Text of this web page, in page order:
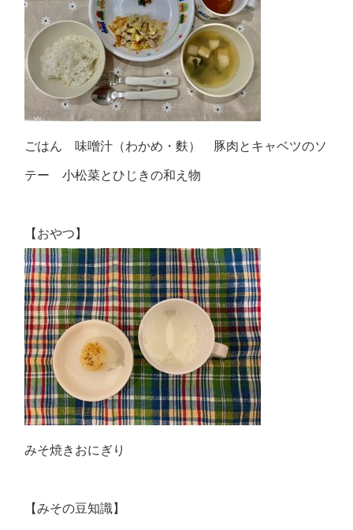
ごはん 味噌汁（わかめ・麩） 豚肉とキャベツのソ
テー 小松菜とひじきの和え物
【おやつ】
みそ焼きおにぎり
【みその豆知識】